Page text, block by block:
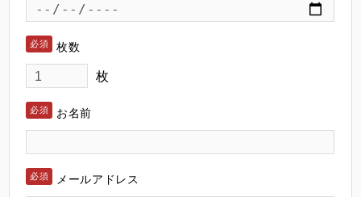
枚数
枚
お名前
メールアドレス